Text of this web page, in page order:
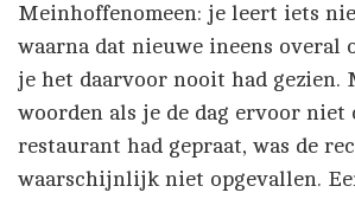
Meinhoffenomeen: je leert iets
waarna dat nieuwe ineens
je het daarvoor nooit had gezien.
woorden als je de dag ervoor niet
restaurant had gepraat, was de
waarschijnlijk niet opgevallen.